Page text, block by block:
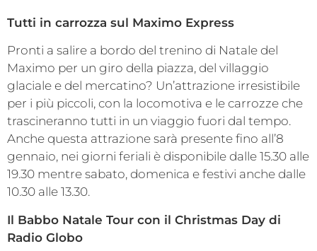
Tutti in carrozza sul Maximo Express
Pronti a salire a bordo del trenino di Natale del
Maximo per un giro della piazza, del villaggio
glaciale e del mercatino? Un’attrazione irresistibile
per i più piccoli, con la locomotiva e le carrozze che
trascineranno tutti in un viaggio fuori dal tempo.
Anche questa attrazione sarà presente fino all’8
gennaio, nei giorni feriali è disponibile dalle 15.30 alle
19.30 mentre sabato, domenica e festivi anche dalle
10.30 alle 13.30.
Il Babbo Natale Tour con il Christmas Day di
Radio Globo